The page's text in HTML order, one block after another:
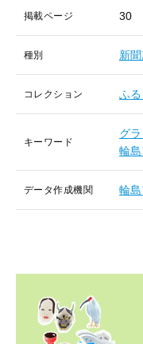
掲載ページ 30
種別 新
コレクション ふ
キーワード
グ
輪
データ作成機関 輪